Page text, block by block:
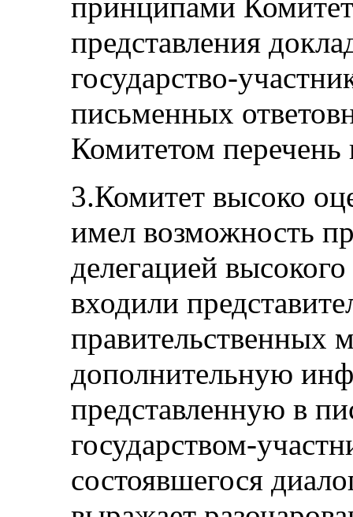
представления
государство-
письменных
Комитетом перечень
3.Комитет высоко
имел возможность
делегацией
входили
правительственных
дополнительную
представленную в
государством-
состоявшегося